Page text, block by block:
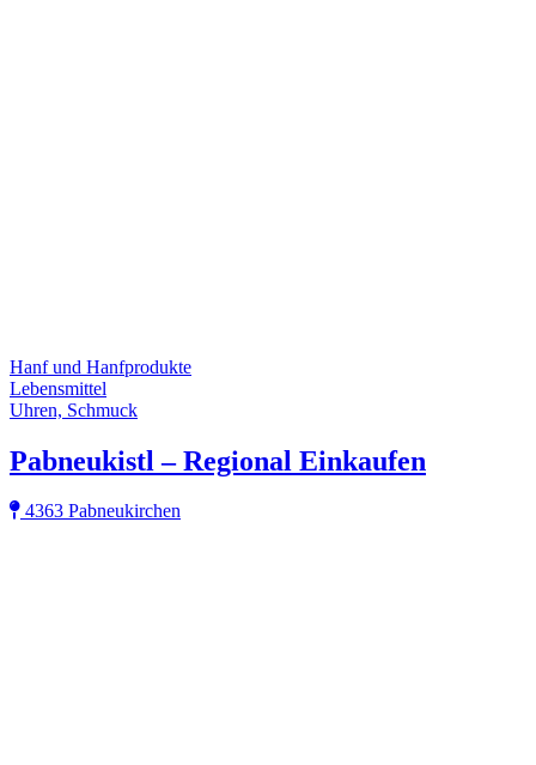
Hanf und Hanfprodukte
Lebensmittel
Uhren, Schmuck
Pabneukistl – Regional Einkaufen
4363 Pabneukirchen